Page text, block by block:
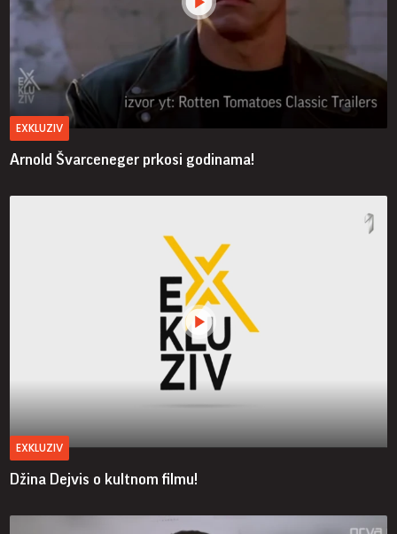
EXKLUZIV
Arnold Švarceneger prkosi godinama!
EXKLUZIV
Džina Dejvis o kultnom filmu!